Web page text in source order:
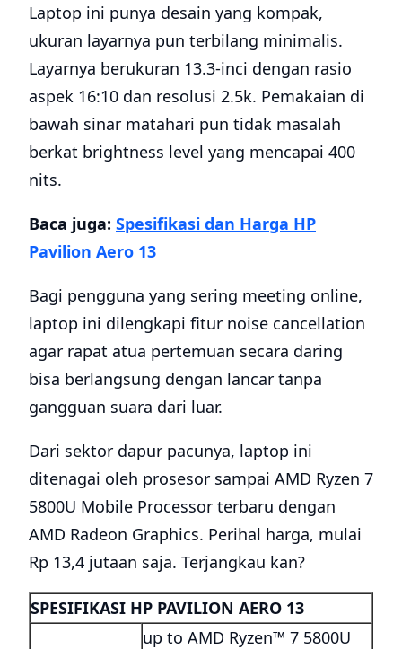
Laptop ini punya desain yang kompak,
ukuran layarnya pun terbilang minimalis.
Layarnya berukuran 13.3-inci dengan rasio
aspek 16:10 dan resolusi 2.5k. Pemakaian di
bawah sinar matahari pun tidak masalah
berkat brightness level yang mencapai 400
nits.
Baca juga: Spesifikasi dan Harga HP
Pavilion Aero 13
Bagi pengguna yang sering meeting online,
laptop ini dilengkapi fitur noise cancellation
agar rapat atua pertemuan secara daring
bisa berlangsung dengan lancar tanpa
gangguan suara dari luar.
Dari sektor dapur pacunya, laptop ini
ditenagai oleh prosesor sampai AMD Ryzen 7
5800U Mobile Processor terbaru dengan
AMD Radeon Graphics. Perihal harga, mulai
Rp 13,4 jutaan saja. Terjangkau kan?
SPESIFIKASI HP PAVILION AERO 13
up to AMD Ryzen™ 7 5800U